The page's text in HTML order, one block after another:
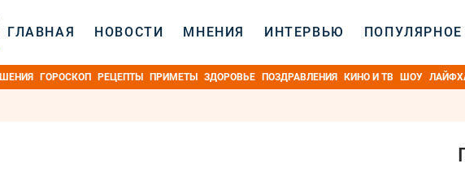
ГЛАВНАЯ НОВОСТИ МНЕНИЯ ИНТЕРВЬЮ ПОПУЛЯРНОЕ
ГОРОСКОП РЕЦЕПТЫ ПРИМЕТЫ ЗДОРОВЬЕ ПОЗДРАВЛЕНИЯ КИНО И ТВ ШОУ